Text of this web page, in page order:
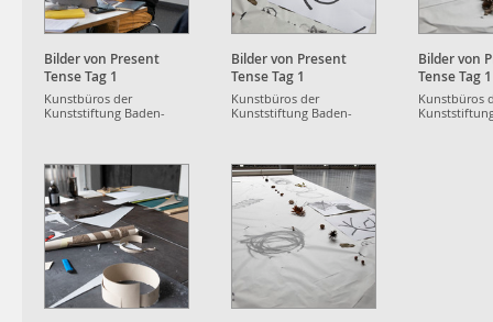
Bilder von Present
Tense Tag 1
Kunstbüros der
Kunststiftung Baden-
Bilder von Present
Tense Tag 1
Kunstbüros der
Kunststiftung Baden-
Bilder von
Tense Tag 1
Kunstbüros